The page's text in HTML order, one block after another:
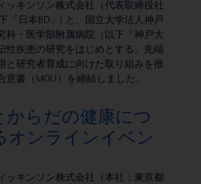
ッキンソン株式会社（代表取締役社
「日本BD」) と、国立大学法人神戸
科・医学部附属病院（以下「神戸大
性疾患の研究をはじめとする、先端
と研究者育成に向けた取り組みを推
意書（MOU）を締結しました。
からだの健康につ
オンラインイベン
ッキンソン株式会社（本社：東京都